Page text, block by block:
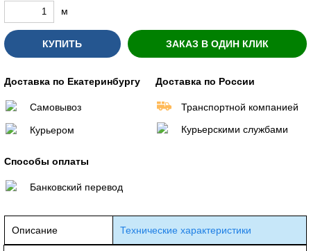
м
КУПИТЬ ЗАКАЗ В ОДИН КЛИК
Доставка по Екатеринбургу
Самовывоз
Курьером
Доставка по России
Транспортной компанией
Курьерскими службами
Способы оплаты
Банковский перевод
Описание Технические характеристики